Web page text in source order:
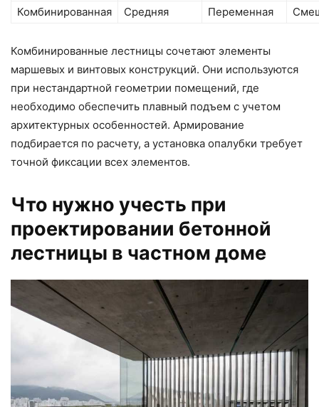
Комбинированная
Средняя Переменная
Комбинированные лестницы сочетают элементы
маршевых и винтовых конструкций. Они используются
при нестандартной геометрии помещений, где
необходимо обеспечить плавный подъем с учетом
архитектурных особенностей. Армирование
подбирается по расчету, а установка опалубки требует
точной фиксации всех элементов.
Что нужно учесть при
проектировании бетонной
лестницы в частном доме